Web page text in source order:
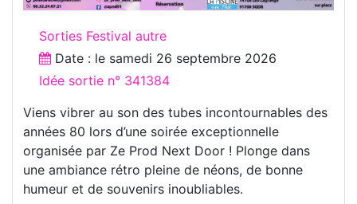
Sorties Festival autre
Date : le samedi 26 septembre 2026
Idée sortie n° 341384
Viens vibrer au son des tubes incontournables des
années 80 lors d’une soirée exceptionnelle
organisée par Ze Prod Next Door ! Plonge dans
une ambiance rétro pleine de néons, de bonne
humeur et de souvenirs inoubliables.